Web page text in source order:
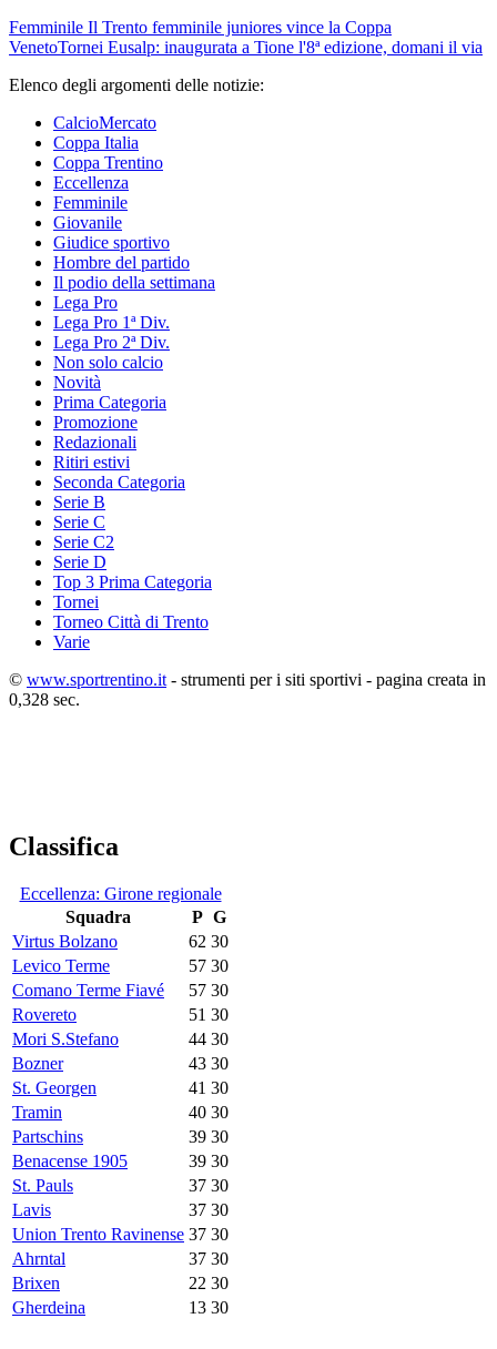
Femminile Il Trento femminile juniores vince la Coppa
VenetoTornei Eusalp: inaugurata a Tione l'8ª edizione, domani il via
Elenco degli argomenti delle notizie:
CalcioMercato
Coppa Italia
Coppa Trentino
Eccellenza
Femminile
Giovanile
Giudice sportivo
Hombre del partido
Il podio della settimana
Lega Pro
Lega Pro 1ª Div.
Lega Pro 2ª Div.
Non solo calcio
Novità
Prima Categoria
Promozione
Redazionali
Ritiri estivi
Seconda Categoria
Serie B
Serie C
Serie C2
Serie D
Top 3 Prima Categoria
Tornei
Torneo Città di Trento
Varie
© www.sportrentino.it - strumenti per i siti sportivi - pagina creata in
0,328 sec.
Classifica
Eccellenza: Girone regionale
Squadra
P G
Virtus Bolzano
62 30
Levico Terme
57 30
Comano Terme Fiavé
57 30
Rovereto
51 30
Mori S.Stefano
44 30
Bozner
43 30
St. Georgen
41 30
Tramin
40 30
Partschins
39 30
Benacense 1905
39 30
St. Pauls
37 30
Lavis
37 30
Union Trento Ravinense 37 30
Ahrntal
37 30
Brixen
22 30
Gherdeina
13 30